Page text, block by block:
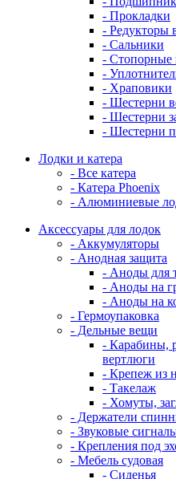
- Прокладки
- Редукторы
- Сальники
- Стопорные
-
- Храповики
- Шестерни
- Шестерни
- Шестерни
Лодки и катера
- Все катера
- Катера Phoenix
- Алюминиевые
Аксессуары для лодок
- Аккумуляторы
- Анодная защита
- Аноды для
- Аноды на
- Аноды на
- Гермоупаковка
- Дельные вещи
- Карабины,
вертлюги
- Крепеж из
- Такелаж
- Хомуты,
- Держатели
- Звуковые
- Крепления под
- Мебель судовая
- Сиденья